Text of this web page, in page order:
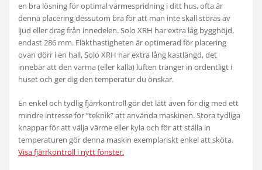
en bra lösning för optimal värmespridning i ditt hus, ofta är
denna placering dessutom bra för att man inte skall störas av
ljud eller drag från innedelen. Solo XRH har extra låg bygghöjd,
endast 286 mm. Fläkthastigheten är optimerad för placering
ovan dörr i en hall, Solo XRH har extra lång kastlängd, det
innebär att den varma (eller kalla) luften tränger in ordentligt i
huset och ger dig den temperatur du önskar.
En enkel och tydlig fjärrkontroll gör det lätt även för dig med ett
mindre intresse för ”teknik” att använda maskinen. Stora tydliga
knappar för att välja värme eller kyla och för att ställa in
temperaturen gör denna maskin exemplariskt enkel att sköta.
Visa fjärrkontroll i nytt fönster.